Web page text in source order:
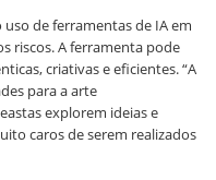
de ferramentas de IA em
riscos. A ferramenta pode
criativas e eficientes. “A
para a arte
explorem ideias e
caros de serem realizados